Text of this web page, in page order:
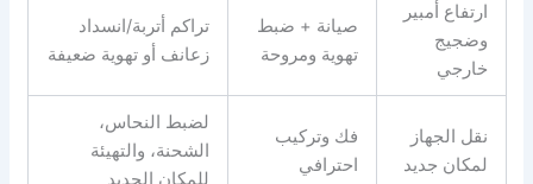
ارتفاع أمبير
وضجيج
خارجي
صيانة + ضبط
تهوية ومروحة
تراكم أتربة/انسداد
زعانف أو تهوية ضعيفة
نقل الجهاز
لمكان جديد
فك وتركيب
احترافي
لضبط النحاس،
الشحنة، والتهيئة
للمكان الجديد